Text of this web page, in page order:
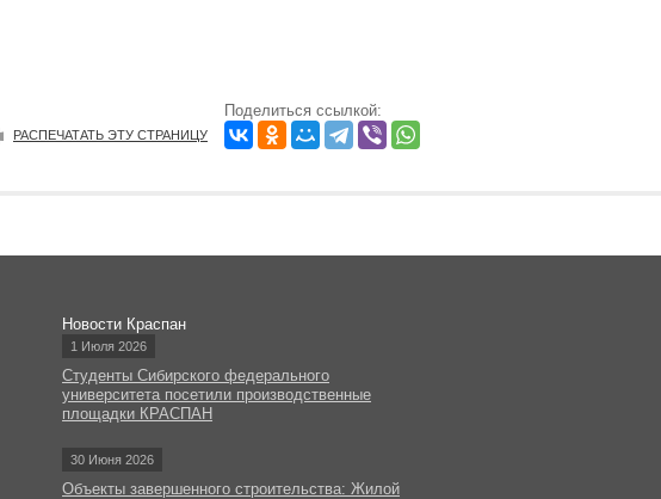
РАСПЕЧАТАТЬ ЭТУ СТРАНИЦУ
Поделиться ссылкой:
Новости Краспан
1 Июля 2026
Студенты Сибирского федерального
университета посетили производственные
площадки КРАСПАН
30 Июня 2026
Объекты завершенного строительства: Жилой